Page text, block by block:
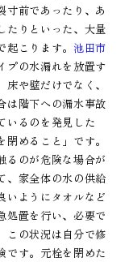
寸前であったり、あ
たりといった、大量
こります。 池田市
プの水漏れを放置す
や壁だけでなく、
は階下への漏水事故
いるのを発見した
めること」です。
るのが危険な場合が
、家全体の水の供給
いようにタオルなど
処置を行い、必要で
この状況は自分で修
です。元栓を閉めた